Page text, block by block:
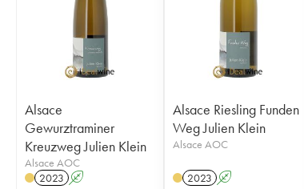
Alsace
Gewurztraminer
Kreuzweg Julien Klein
Alsace AOC
2023 A
Alsace Riesling Funden
Weg Julien Klein
Alsace AOC
2023 A